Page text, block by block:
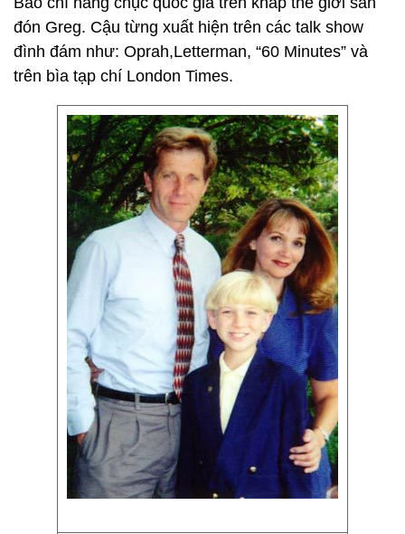
đón Greg. Cậu từng xuất hiện trên các talk show
đình đám như: Oprah,Letterman, “60 Minutes” và
trên bìa tạp chí London Times.